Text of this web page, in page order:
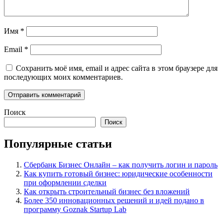
Имя *
Email *
Сохранить моё имя, email и адрес сайта в этом браузере для
последующих моих комментариев.
Поиск
Поиск
Популярные статьи
Сбербанк Бизнес Онлайн – как получить логин и пароль
Как купить готовый бизнес: юридические особенности
при оформлении сделки
Как открыть строительный бизнес без вложений
Более 350 инновационных решений и идей подано в
программу Goznak Startup Lab